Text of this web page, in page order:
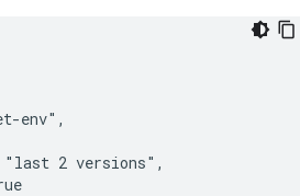
env",
2 versions",